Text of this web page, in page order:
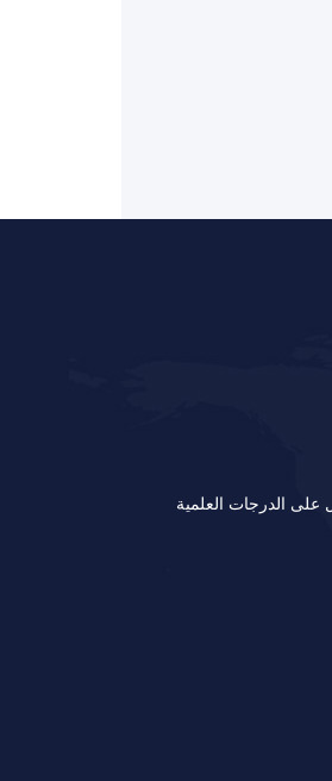
على الدرجات العلمية